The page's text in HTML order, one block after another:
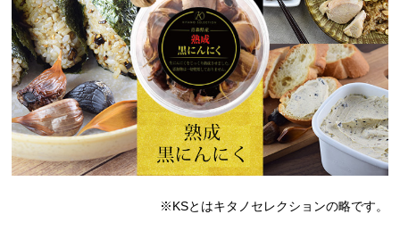
※KSとはキタノセレクションの略です。